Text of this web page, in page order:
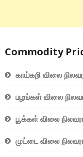
Commodity
காய்கறி விலை
பழங்கள் விலை
பூக்கள் விலை
முட்டை விலை